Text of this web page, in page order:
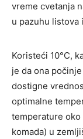
vreme cvetanja
u pazuhu listova
Koristeći 10°C,
je da ona
dostigne
optimalne
temperature oko
komada) u